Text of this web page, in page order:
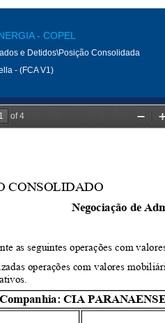
- COPEL
e Detidos\Posição Consolidada
- (FCA V1)